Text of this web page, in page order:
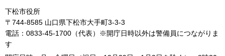
下松市役所
〒744-8585 山口県下松市大手町3-3-3
電話：0833-45-1700（代表）※開庁日時以外は警備員につながりま
す